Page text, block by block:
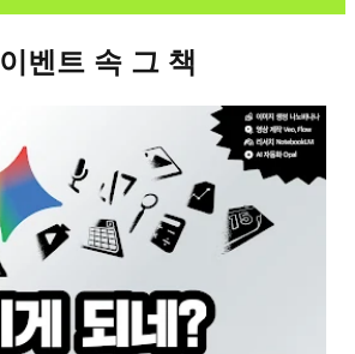
이벤트 속 그 책